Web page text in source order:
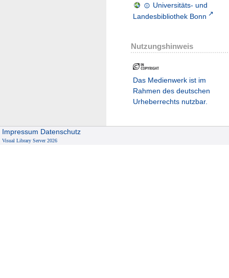
Universitäts- und
Landesbibliothek Bonn
Nutzungshinweis
Das Medienwerk ist im
Rahmen des deutschen
Urheberrechts nutzbar.
Impressum Datenschutz
Visual Library Server 2026